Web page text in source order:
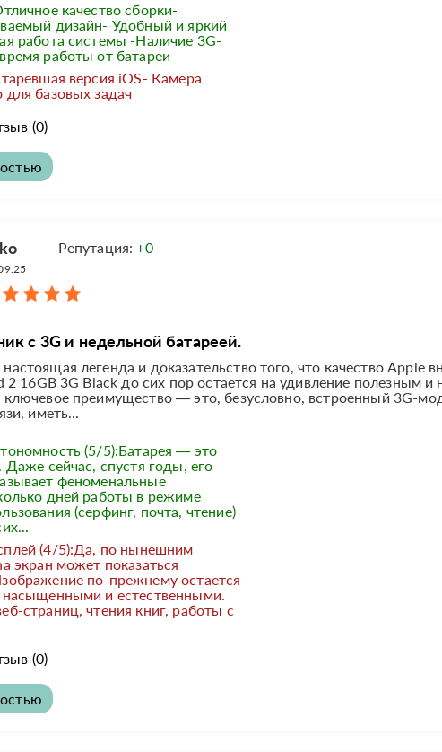
качество сборки-
дизайн- Удобный и яркий
работа системы -Наличие 3G-
работы от батареи
версия iOS- Камера
для базовых задач
(0)
Репутация:+0
с 3G и недельной батареей.
легенда и доказательство того, что качество Apple
2 16GB 3G Black до сих пор остается на удивление полезным
ключевое преимущество — это, безусловно, встроенный 3G-
иметь...
(5/5):Батарея — это
Даже сейчас, спустя годы, его
феноменальные
дней работы в режиме
(серфинг, почта, чтение)
(4/5):Да, по нынешним
экран может показаться
по-прежнему остается
и естественными.
страниц, чтения книг, работы с
(0)